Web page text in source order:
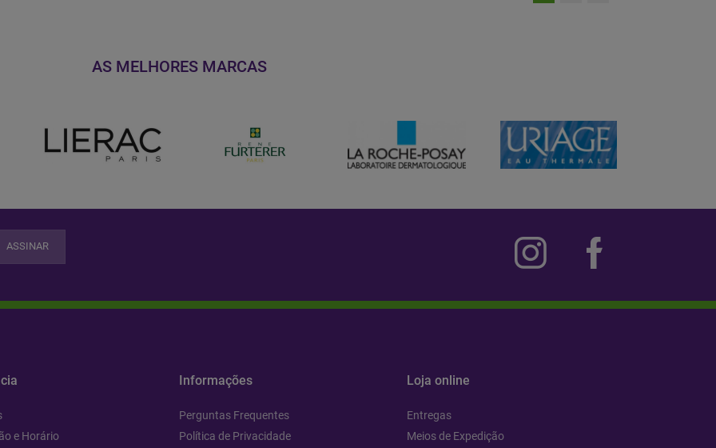
AS MELHORES MARCAS
ASSINAR
e Horário
Informações
Perguntas Frequentes
Política de Privacidade
Loja online
Entregas
Meios de Expedição